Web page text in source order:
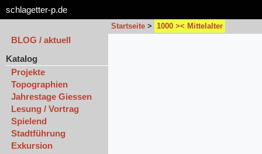
schlagetter-p.de
Startseite > 1000 >< Mittelalter
BLOG / aktuell
Katalog
Projekte
Topographien
Jahrestage Giessen
Lesung / Vortrag
Spielend
Stadtführung
Exkursion